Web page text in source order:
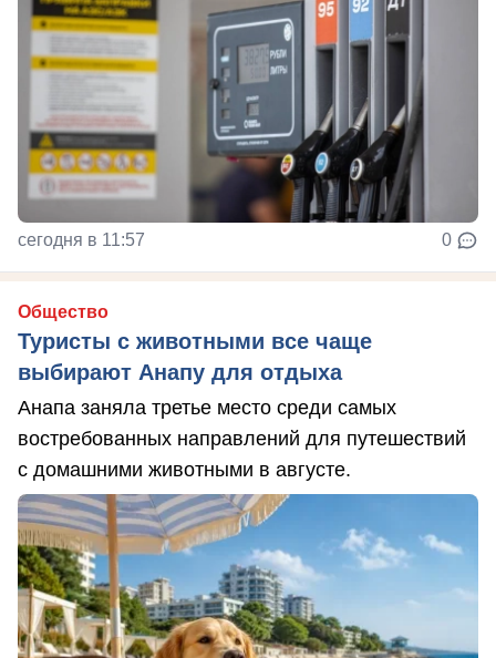
сегодня в 11:57 0
Общество
Туристы с животными все чаще
выбирают Анапу для отдыха
Анапа заняла третье место среди самых
востребованных направлений для путешествий
с домашними животными в августе.